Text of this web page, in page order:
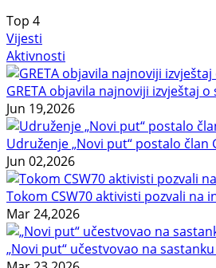
Top 4
Vijesti
Aktivnosti
GRETA objavila najnoviji izvještaj
Jun 19,2026
Udruženje „Novi put“ postalo član
Jun 02,2026
Tokom CSW70 aktivisti pozvali na
Mar 24,2026
„Novi put“ učestvovao na sastanku